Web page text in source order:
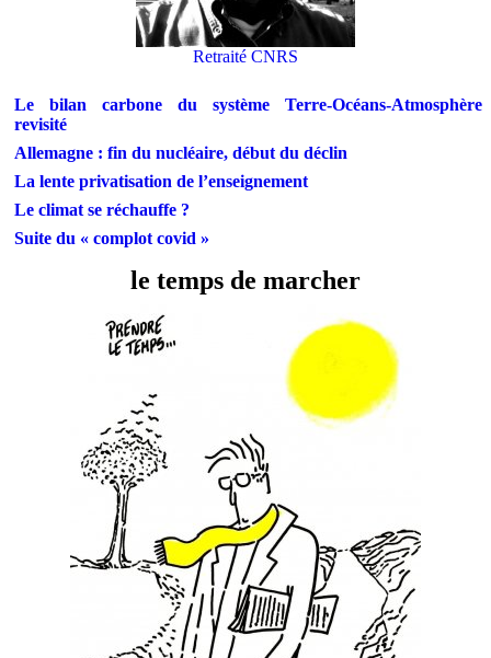
Retraité CNRS
Le bilan carbone du système Terre-Océans-Atmosphère
revisité
Allemagne : fin du nucléaire, début du déclin
La lente privatisation de l’enseignement
Le climat se réchauffe ?
Suite du « complot covid »
le temps de marcher